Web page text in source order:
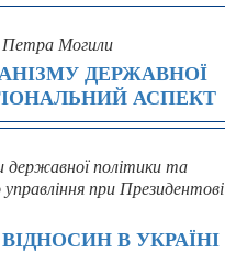
Петра Могили
ДЕРЖАВНОЇ
АСПЕКТ
державної політики та
при Президентові
В УКРАЇНІ